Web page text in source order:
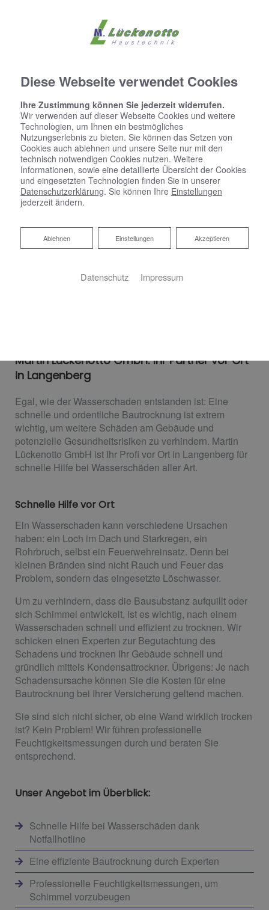
Martin Lückenotto GmbH: Ihr Partner vor Ort
in Langenberg
Egal, wie der Wasserschaden entstanden ist: Eine
schnelle und ordentliche Bautrocknung ist extrem
wichtig, um weitere Schäden am Gebäude und
potenzielle Gesundheitsrisiken zu verhindern. Martin
Lückenotto GmbH ist Ihr Profi vor Ort in Langenberg für
schnelle Hilfe bei Wasserschäden aller Art.
Schnelle Hilfe vor Ort
Ein Wasserschaden kann verschiedene Ursachen
haben: ein Loch im Dach und Starkregen, ein
Rohrbruch, selbst ein Feuerwehreinsatz. Denn bei
kleinen Bränden sind nicht Rauch und Feuer das
Problem, sondern das eingesetzte Löschwasser.
Um zu verhindern, dass die Bausubstanz aufquillt oder
sich Schimmel entwickelt, ist es wichtig, nach einem
Wasserschaden schnell und effizient zu trocknen. Wir
schicken einen Experten zur Begutachtung des
Schadens und trocknen Ihr Gebäude schnell und
gründlich mittels Kondensattrockner. Übrigens: Je nach
Schadensursache können Sie die Kosten für eine
Bautrocknung bei Ihrer Versicherung geltend machen.
Sie sind sich nicht sicher, ob eine Wand wirklich trocken
ist? Kein Problem! Wir führen professionelle
Feuchtigkeitsmessungen durch und beraten Sie
entsprechend.
Unser Angebot im Überblick:
Schnelle Hilfe bei Wasserschäden dank
Notfallhotline
Eine effiziente Bautrocknung durch Experten
Professionelle Feuchtigkeitsmessungen, um
Schimmel vorzubeugen
Diese Webseite verwendet Cookies
Ihre Zustimmung können Sie jederzeit widerrufen.
Wir verwenden auf dieser Webseite Cookies und weitere
Technologien, um Ihnen ein bestmögliches
Nutzungserlebnis zu bieten. Sie können das Setzen von
Cookies auch ablehnen und unsere Seite nur mit den
technisch notwendigen Cookies nutzen. Weitere
Informationen, sowie eine detaillierte Übersicht der Cookies
und eingesetzten Technologien finden Sie in unserer
Datenschutzerklärung. Sie können Ihre Einstellungen
jederzeit ändern.
Akzeptieren
Einstellungen
Ablehnen
Ablehnen
Datenschutz Impressum